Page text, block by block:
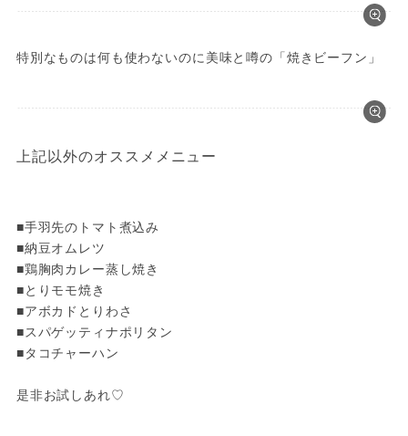
特別なものは何も使わないのに美味と噂の「焼きビーフン」
上記以外のオススメメニュー
■手羽先のトマト煮込み
■納豆オムレツ
■鶏胸肉カレー蒸し焼き
■とりモモ焼き
■アボカドとりわさ
■スパゲッティナポリタン
■タコチャーハン
是非お試しあれ♡